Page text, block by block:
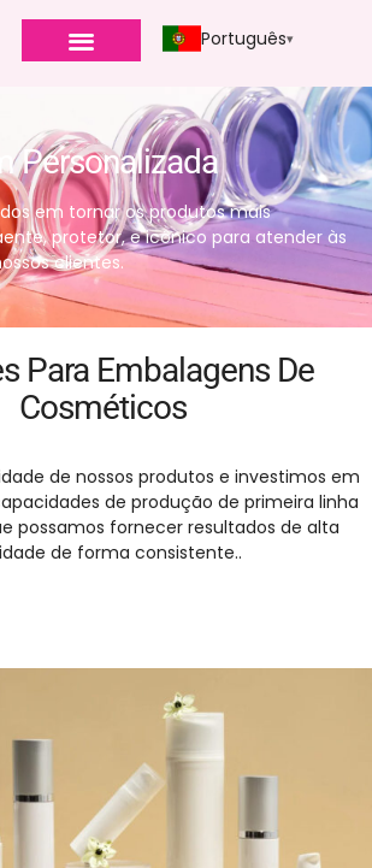
Português
Personalizada
em tornar os produtos mais
protetor, e icônico para atender às
clientes.
Para Embalagens De
Cosméticos
de nossos produtos e investimos em
de produção de primeira linha
possamos fornecer resultados de alta
de forma consistente..